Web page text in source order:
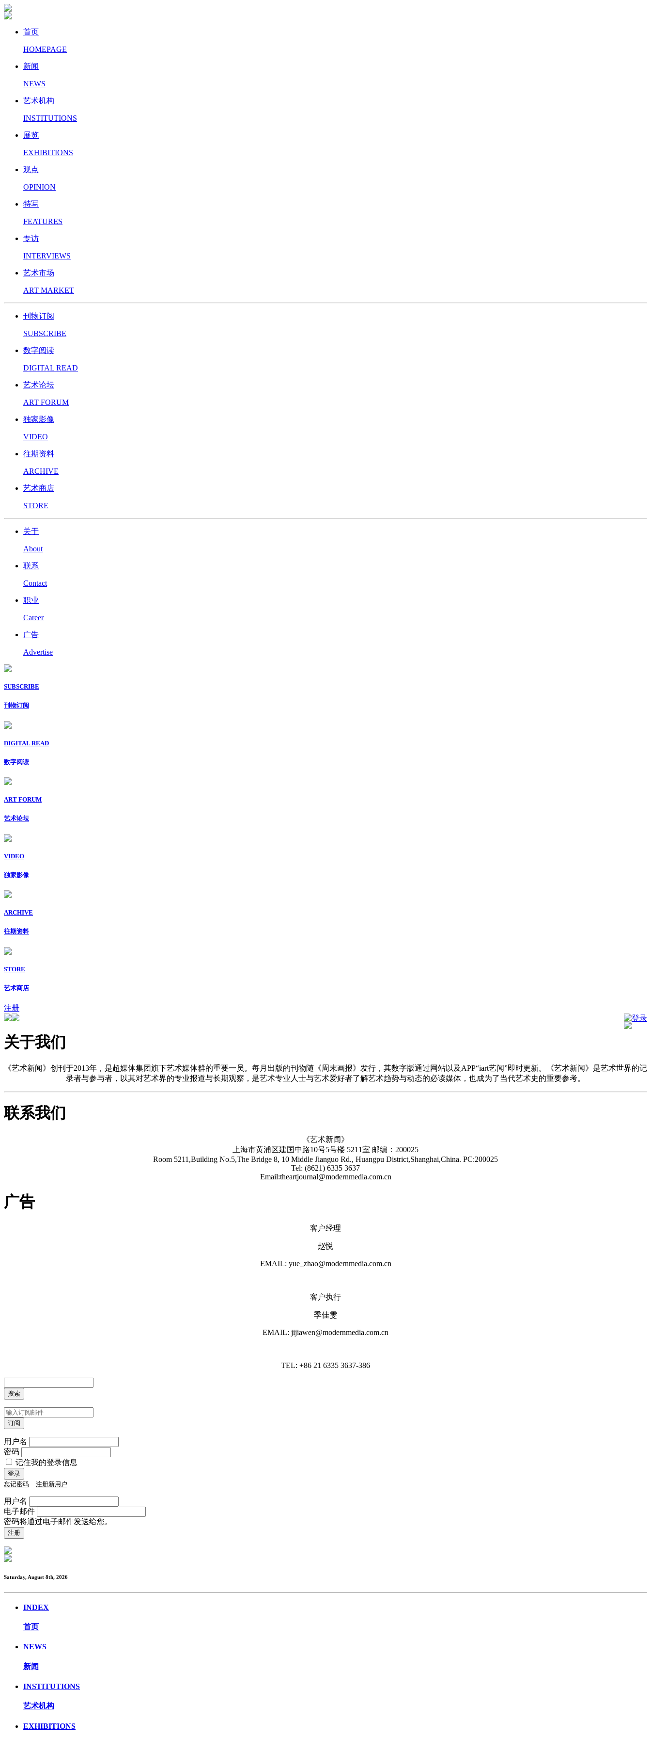
首页
HOMEPAGE
新闻
NEWS
艺术机构
INSTITUTIONS
展览
EXHIBITIONS
观点
OPINION
特写
FEATURES
专访
INTERVIEWS
艺术市场
ART MARKET
刊物订阅
SUBSCRIBE
数字阅读
DIGITAL READ
艺术论坛
ART FORUM
独家影像
VIDEO
往期资料
ARCHIVE
艺术商店
STORE
关于
About
联系
Contact
职业
Career
广告
Advertise
SUBSCRIBE
刊物订阅
DIGITAL READ
数字阅读
ART FORUM
艺术论坛
VIDEO
独家影像
ARCHIVE
往期资料
STORE
艺术商店
注册
登录
关于我们
《艺术新闻》创刊于2013年，是超媒体集团旗下艺术媒体群的重要一员。每月出版的刊物随《周末画报》发行，其数字版通过网站以及APP“iart艺闻”即时更新。《艺术新闻》是艺术世界的记
录者与参与者，以其对艺术界的专业报道与长期观察，是艺术专业人士与艺术爱好者了解艺术趋势与动态的必读媒体，也成为了当代艺术史的重要参考。
联系我们
《艺术新闻》
上海市黄浦区建国中路10号5号楼 5211室 邮编：200025
Room 5211,Building No.5,The Bridge 8, 10 Middle Jianguo Rd., Huangpu District,Shanghai,China. PC:200025
Tel: (8621) 6335 3637
Email:theartjournal@modernmedia.com.cn
广告
客户经理
赵悦
EMAIL: yue_zhao@modernmedia.com.cn
客户执行
季佳雯
EMAIL: jijiawen@modernmedia.com.cn
TEL: +86 21 6335 3637-386
用户名
密码
记住我的登录信息
忘记密码 注册新用户
用户名
电子邮件
密码将通过电子邮件发送给您。
Saturday, August 8th, 2026
INDEX
首页
NEWS
新闻
INSTITUTIONS
艺术机构
EXHIBITIONS